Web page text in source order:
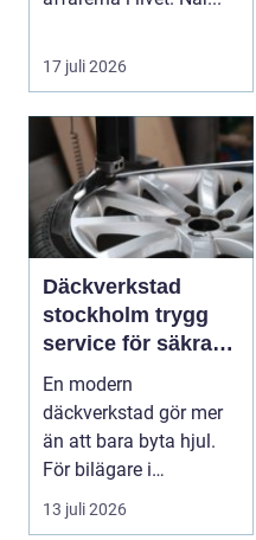
17 juli 2026
Däckverkstad
stockholm trygg
service för säkra
mil året runt
En modern
däckverkstad gör mer
än att bara byta hjul.
För bilägare i
Stockholm handlar
valet av däck...
13 juli 2026